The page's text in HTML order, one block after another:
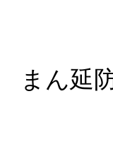
まん延